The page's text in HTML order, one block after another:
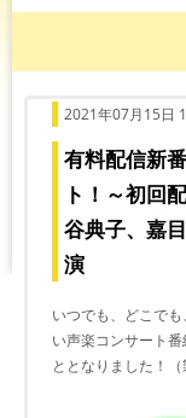
2021年07月15日
有料配信新
ト！～初回
谷典子、嘉
演
いつでも、どこで
い声楽コンサート
ととなりました！